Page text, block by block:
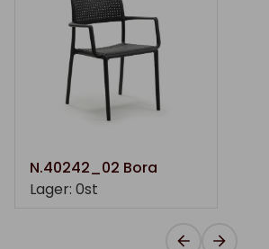
N.40242_02 Bora
Lager: 0st